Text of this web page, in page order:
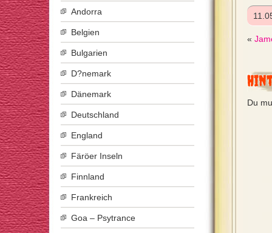
«
Du
Andorra
Belgien
Bulgarien
D?nemark
Dänemark
Deutschland
England
Färöer Inseln
Finnland
Frankreich
Goa – Psytrance